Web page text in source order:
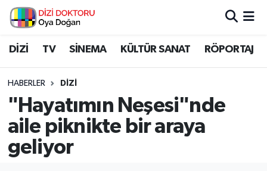
DİZİ TV SİNEMA KÜLTÜR SANAT RÖPORTAJ
HABERLER DİZİ
"Hayatımın Neşesi"nde
aile piknikte bir araya
geliyor
İstanbul Nöbetçi Eczaneler
İstanbul Namaz Vakitleri
İstanbul Trafik Yoğunluk Haritası